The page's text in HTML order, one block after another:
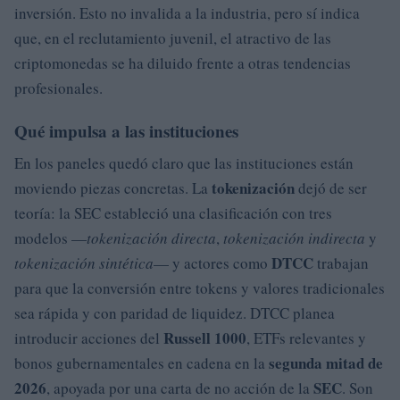
inversión. Esto no invalida a la industria, pero sí indica
que, en el reclutamiento juvenil, el atractivo de las
criptomonedas se ha diluido frente a otras tendencias
profesionales.
Qué impulsa a las instituciones
En los paneles quedó claro que las instituciones están
moviendo piezas concretas. La tokenizacióndejó de ser
teoría: la SEC estableció una clasificación con tres
modelos —tokenización directa, tokenización indirecta y
tokenización sintética— y actores como DTCC trabajan
para que la conversión entre tokens y valores tradicionales
sea rápida y con paridad de liquidez. DTCC planea
introducir acciones del Russell 1000, ETFs relevantes y
bonos gubernamentales en cadena en la segunda mitad de
2026, apoyada por una carta de no acción de la SEC. Son